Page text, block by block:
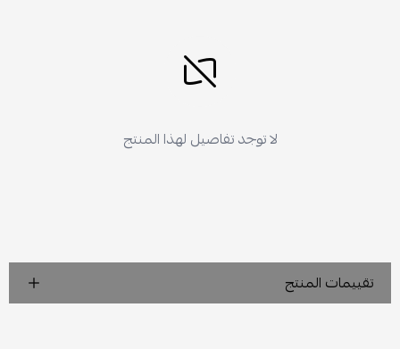
لا توجد تفاصيل لهذا المنتج
تقييمات المنتج